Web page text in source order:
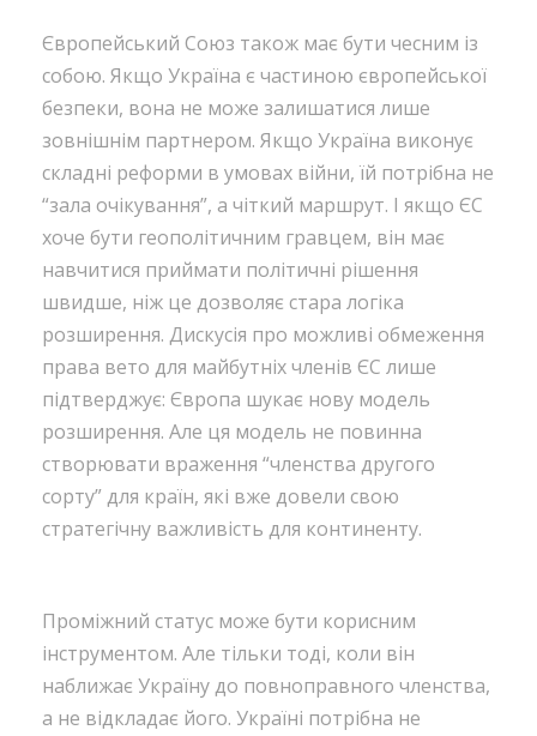
Європейський Союз також має бути чесним із
собою. Якщо Україна є частиною європейської
безпеки, вона не може залишатися лише
зовнішнім партнером. Якщо Україна виконує
складні реформи в умовах війни, їй потрібна не
“зала очікування”, а чіткий маршрут. І якщо ЄС
хоче бути геополітичним гравцем, він має
навчитися приймати політичні рішення
швидше, ніж це дозволяє стара логіка
розширення. Дискусія про можливі обмеження
права вето для майбутніх членів ЄС лише
підтверджує: Європа шукає нову модель
розширення. Але ця модель не повинна
створювати враження “членства другого
сорту” для країн, які вже довели свою
стратегічну важливість для континенту.
Проміжний статус може бути корисним
інструментом. Але тільки тоді, коли він
наближає Україну до повноправного членства,
а не відкладає його. Україні потрібна не